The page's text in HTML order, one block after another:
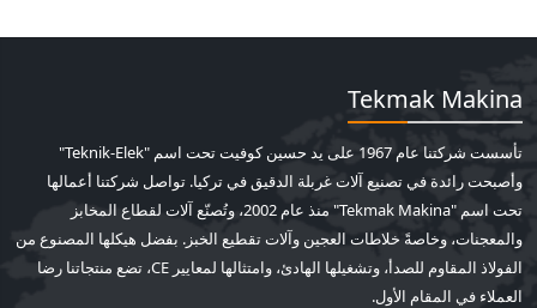
Tekmak Makina
تأسست شركتنا عام 1967 على يد حسين كوفيت تحت اسم "Teknik-Elek"
وأصبحت رائدة في تصنيع آلات غربلة الدقيق في تركيا. تواصل شركتنا أعمالها
تحت اسم "Tekmak Makina" منذ عام 2002، وتُصنّع آلات لقطاع المخابز
والمعجنات، وخاصةً خلاطات العجين وآلات تقطيع الخبز. بفضل هيكلها المصنوع من
الفولاذ المقاوم للصدأ، وتشغيلها الهادئ، وامتثالها لمعايير CE، تضع منتجاتنا رضا
العملاء في المقام الأول.